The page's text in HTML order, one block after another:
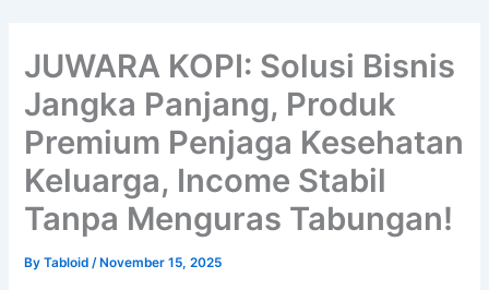
JUWARA KOPI: Solusi Bisnis
Jangka Panjang, Produk
Premium Penjaga Kesehatan
Keluarga, Income Stabil
Tanpa Menguras Tabungan!
ByTabloid/ November 15, 2025